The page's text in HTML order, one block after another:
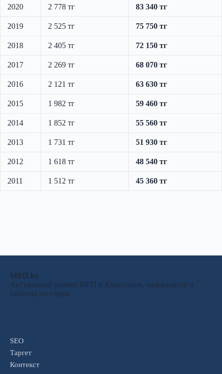
2020 2 778 тг 83 340 тг
2019 2 525 тг 75 750 тг
2018 2 405 тг 72 150 тг
2017 2 269 тг 68 070 тг
2016 2 121 тг 63 630 тг
2015 1 982 тг 59 460 тг
2014 1 852 тг 55 560 тг
2013 1 731 тг 51 930 тг
2012 1 618 тг 48 540 тг
2011 1 512 тг 45 360 тг
МРП.kz
Актуальный размер МРП в Казахстане, калькулятор и
таблица по годам.
SEO
Таргет
Контекст